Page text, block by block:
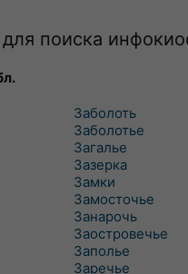
поиска
Заболоть
Заболотье
Загалье
Зазерка
Замки
Замосточье
Занарочь
Заостровечье
Заполье
Заречье